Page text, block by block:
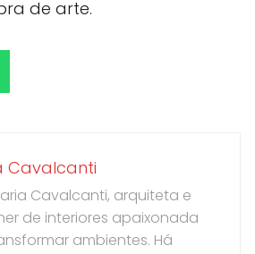
de arte.
Cavalcanti
Cavalcanti, arquiteta e
de interiores apaixonada
ambientes. Há